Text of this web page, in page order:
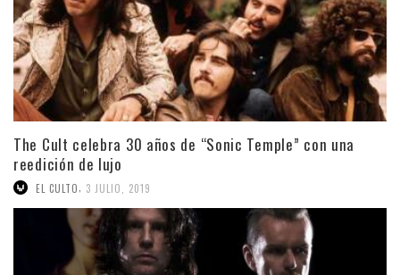
The Cult celebra 30 años de “Sonic Temple” con una
reedición de lujo
EL CULTO 3 JULIO, 2019